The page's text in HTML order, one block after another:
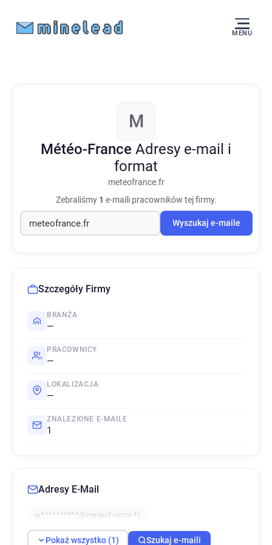
MENU
M
Météo-France Adresy e-mail i
format
meteofrance.fr
Zebraliśmy 1 e-maili pracowników tej firmy.
Wyszukaj e-maile
Szczegóły Firmy
BRANŻA
—
PRACOWNICY
—
LOKALIZACJA
—
ZNALEZIONE E-MAILE
1
Adresy E-Mail
w**********@meteofrance.fr
Pokaż wszystko (1) Szukaj e-maili